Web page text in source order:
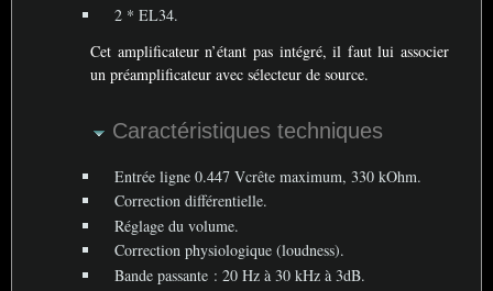
2 *EL34.
Cet amplificateur n’étant pas intégré, il faut lui associer
un préamplificateur avec sélecteur de source.
Caractéristiques techniques
Entrée ligne 0.447 Vcrête maximum, 330 kOhm.
Correction différentielle.
Réglage du volume.
Correction physiologique (loudness).
Bande passante : 20 Hz à 30 kHz à 3dB.